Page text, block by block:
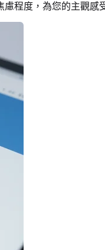
程度，為您的主觀感